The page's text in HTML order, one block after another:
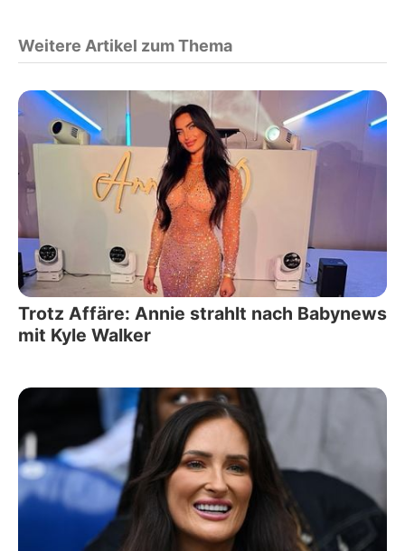
Weitere Artikel zum Thema
Trotz Affäre: Annie strahlt nach Babynews
mit Kyle Walker